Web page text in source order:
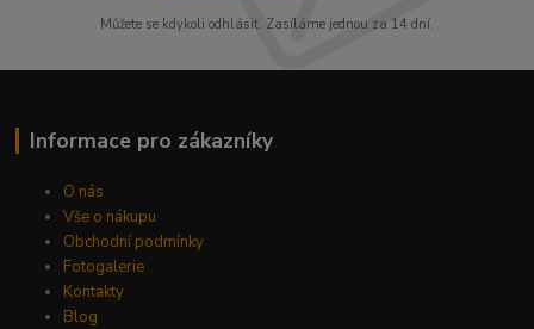
Můžete se kdykoli odhlásit. Zasíláme jednou za 14 dní.
Informace pro zákazníky
O nás
Vše o nákupu
Obchodní podmínky
Fotogalerie
Kontakty
Blog